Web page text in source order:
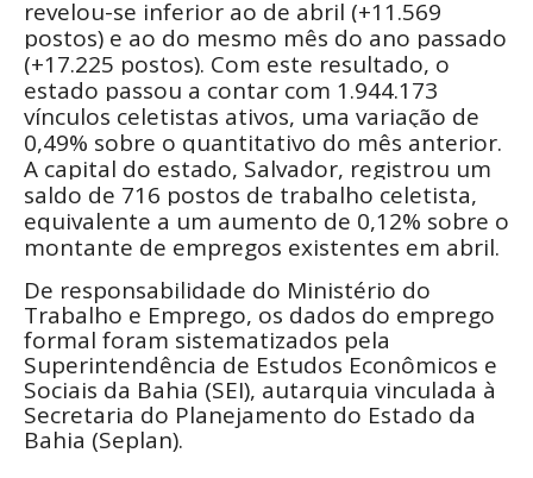
revelou-se inferior ao de abril (+11.569
postos) e ao do mesmo mês do ano passado
(+17.225 postos). Com este resultado, o
estado passou a contar com 1.944.173
vínculos celetistas ativos, uma variação de
0,49% sobre o quantitativo do mês anterior.
A capital do estado, Salvador, registrou um
saldo de 716 postos de trabalho celetista,
equivalente a um aumento de 0,12% sobre o
montante de empregos existentes em abril.
De responsabilidade do Ministério do
Trabalho e Emprego, os dados do emprego
formal foram sistematizados pela
Superintendência de Estudos Econômicos e
Sociais da Bahia (SEI), autarquia vinculada à
Secretaria do Planejamento do Estado da
Bahia (Seplan).